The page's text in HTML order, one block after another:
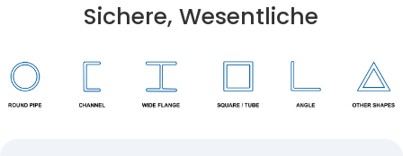
Sichere, Wesentliche